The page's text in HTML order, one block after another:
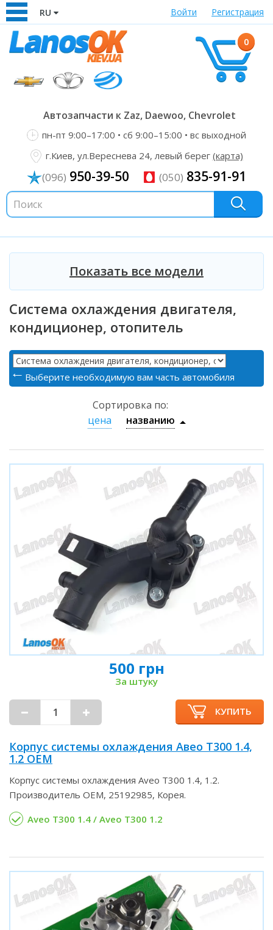
RU Войти Регистрация
0
Автозапчасти к Zaz, Daewoo, Chevrolet
пн-пт 9:00–17:00 • сб 9:00–15:00 • вс выходной
г.Киев, ул.Вереснева 24, левый берег (карта)
(096) 950-39-50 (050) 835-91-91
Показать все модели
Система охлаждения двигателя,
кондиционер, отопитель
Выберите необходимую вам часть автомобиля
Сортировка по:
цена
названию
500 грн
За штуку
КУПИТЬ
Корпус системы охлаждения Авео Т300 1.4,
1.2 OEM
Корпус системы охлаждения Aveo T300 1.4, 1.2.
Производитель ОЕМ, 25192985, Корея.
Aveo T300 1.4 / Aveo T300 1.2